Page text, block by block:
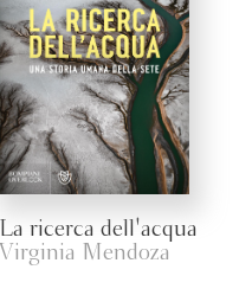
La ricerca dell'acqua
Virginia Mendoza